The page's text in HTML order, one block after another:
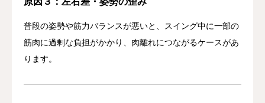
普段の姿勢や筋力バランスが悪いと、 スイング中に一部の
筋肉に過剰 な負担がかかり、肉離れにつながるケースがあ
り ます。